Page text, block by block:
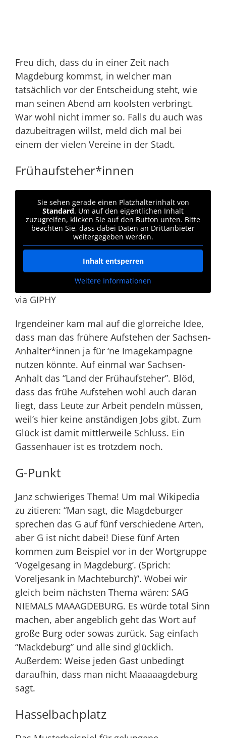
Freu dich, dass du in einer Zeit nach
Magdeburg kommst, in welcher man
tatsächlich vor der Entscheidung steht, wie
man seinen Abend am koolsten verbringt.
War wohl nicht immer so. Falls du auch was
dazubeitragen willst, meld dich mal bei
einem der vielen Vereine in der Stadt.
Frühaufsteher*innen
Sie sehen gerade einen Platzhalterinhalt von
Standard. Um auf den eigentlichen Inhalt
zuzugreifen, klicken Sie auf den Button unten. Bitte
beachten Sie, dass dabei Daten an Drittanbieter
weitergegeben werden.
Inhalt entsperren
Weitere Informationen
via GIPHY
Irgendeiner kam mal auf die glorreiche Idee,
dass man das frühere Aufstehen der Sachsen-
Anhalter*innen ja für ‘ne Imagekampagne
nutzen könnte. Auf einmal war Sachsen-
Anhalt das “Land der Frühaufsteher”. Blöd,
dass das frühe Aufstehen wohl auch daran
liegt, dass Leute zur Arbeit pendeln müssen,
weil’s hier keine anständigen Jobs gibt. Zum
Glück ist damit mittlerweile Schluss. Ein
Gassenhauer ist es trotzdem noch.
G-Punkt
Janz schwieriges Thema! Um mal Wikipedia
zu zitieren: “Man sagt, die Magdeburger
sprechen das G auf fünf verschiedene Arten,
aber G ist nicht dabei! Diese fünf Arten
kommen zum Beispiel vor in der Wortgruppe
‘Vogelgesang in Magdeburg’. (Sprich:
Voreljesank in Machteburch)”. Wobei wir
gleich beim nächsten Thema wären: SAG
NIEMALS MAAAGDEBURG. Es würde total Sinn
machen, aber angeblich geht das Wort auf
große Burg oder sowas zurück. Sag einfach
“Mackdeburg” und alle sind glücklich.
Außerdem: Weise jeden Gast unbedingt
daraufhin, dass man nicht Maaaaagdeburg
sagt.
Hasselbachplatz